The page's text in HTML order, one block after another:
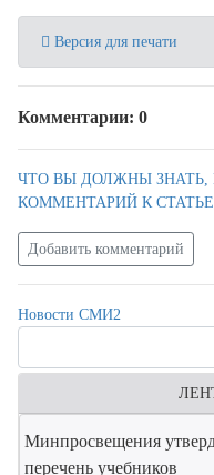
Версия для печати
Комментарии: 0
ЧТО ВЫ ДОЛЖНЫ ЗНАТЬ,
КОММЕНТАРИЙ К СТАТЬЕ
Добавить комментарий
Новости СМИ2
Минпросвещения
перечень учебников